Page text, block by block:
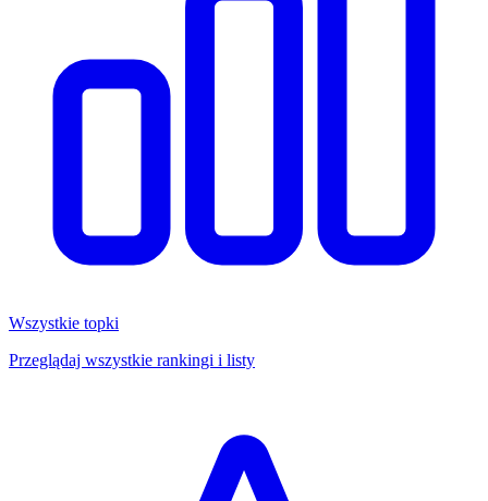
Wszystkie topki
Przeglądaj wszystkie rankingi i listy